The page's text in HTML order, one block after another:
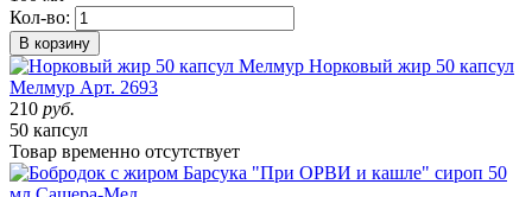
Кол-во:
В корзину
Норковый жир 50 капсул
Мелмур Арт. 2693
210 руб.
50 капсул
Товар временно отсутствует